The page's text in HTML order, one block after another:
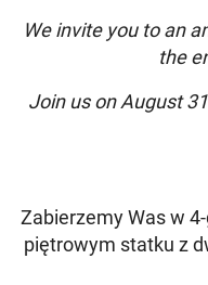
We invite you to an
the
Join us on August
Zabierzemy Was w
piętrowym statku z